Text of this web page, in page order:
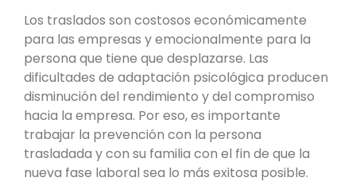
Los traslados son costosos económicamente
para las empresas y emocionalmente para la
persona que tiene que desplazarse. Las
dificultades de adaptación psicológica producen
disminución del rendimiento y del compromiso
hacia la empresa. Por eso, es importante
trabajar la prevención con la persona
trasladada y con su familia con el fin de que la
nueva fase laboral sea lo más exitosa posible.